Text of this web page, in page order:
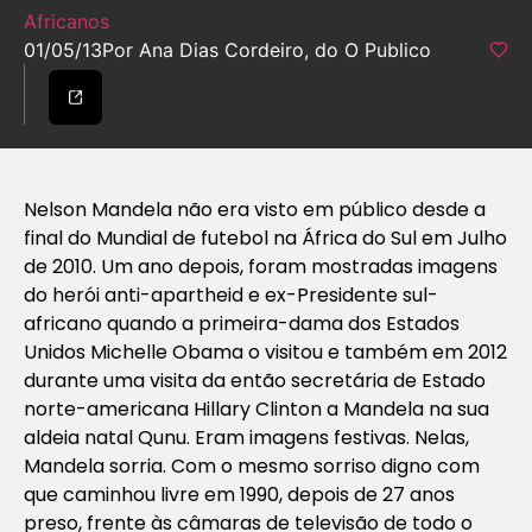
Africanos
01/05/13Por Ana Dias Cordeiro, do O Publico
Nelson Mandela não era visto em público desde a
final do Mundial de futebol na África do Sul em Julho
de 2010. Um ano depois, foram mostradas imagens
do herói anti-apartheide ex-Presidente sul-
africano quando a primeira-dama dos Estados
Unidos Michelle Obama o visitou e também em 2012
durante uma visita da então secretária de Estado
norte-americana Hillary Clinton a Mandela na sua
aldeia natal Qunu. Eram imagens festivas. Nelas,
Mandela sorria. Com o mesmo sorriso digno com
que caminhou livre em 1990, depois de 27 anos
preso, frente às câmaras de televisão de todo o